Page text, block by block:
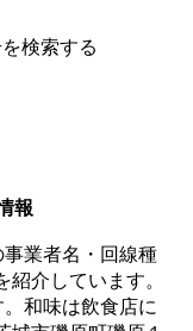
報
事業者名・回線種
介しています。
和味は飲食店に